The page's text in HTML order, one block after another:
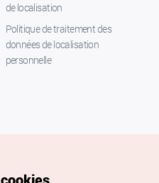
de localisation
Politique de traitement des
données de localisation
personnelle